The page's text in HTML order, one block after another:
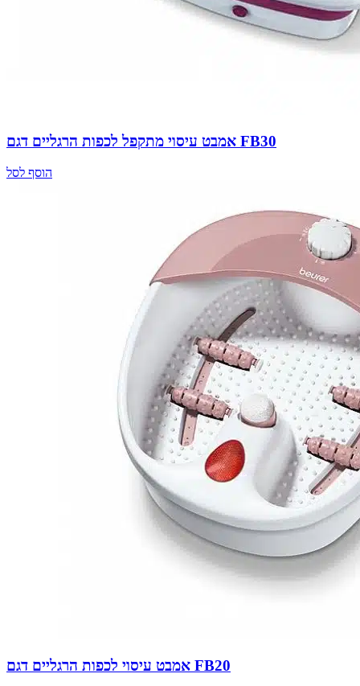
אמבט עיסוי מתקפל לכפות הרגליים דגם FB30
הוסף לסל
אמבט עיסוי לכפות הרגליים דגם FB20